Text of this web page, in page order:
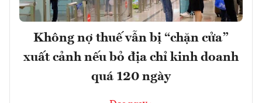
Không nợ thuế vẫn bị “chặn cửa”
xuất cảnh nếu bỏ địa chỉ kinh doanh
quá 120 ngày